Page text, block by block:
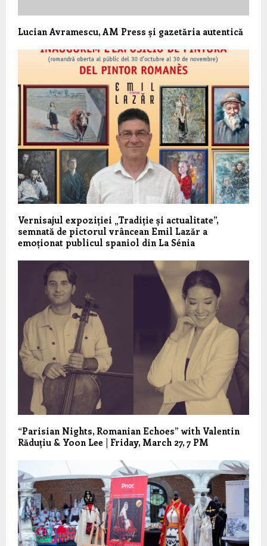
Lucian Avramescu, AM Press și gazetăria autentică
Vernisajul expoziției „Tradiție și actualitate”,
semnată de pictorul vrâncean Emil Lazăr a
emoționat publicul spaniol din La Sénia
“Parisian Nights, Romanian Echoes” with Valentin
Răduțiu & Yoon Lee | Friday, March 27, 7 PM